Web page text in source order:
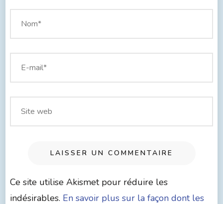
Ce site utilise Akismet pour réduire les
indésirables. En savoir plus sur la façon dont les